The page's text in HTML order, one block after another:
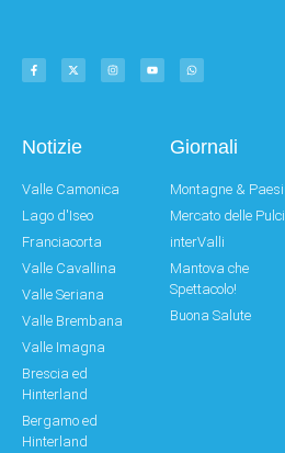
Notizie
Valle Camonica
Lago d'Iseo
Franciacorta
Valle Cavallina
Valle Seriana
Valle Brembana
Valle Imagna
Brescia ed
Hinterland
Bergamo ed
Hinterland
Giornali
Montagne & Paesi
Mercato delle Pulci
interValli
Mantova che
Spettacolo!
Buona Salute